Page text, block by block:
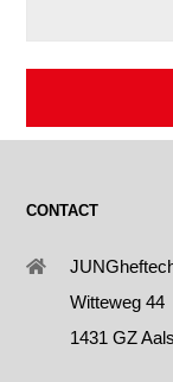
CONTACT
Witteweg 44
1431 GZ